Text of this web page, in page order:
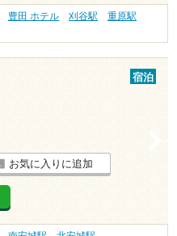
豊田 ホテル 刈谷駅
重原駅
宿泊
お気に入りに追加